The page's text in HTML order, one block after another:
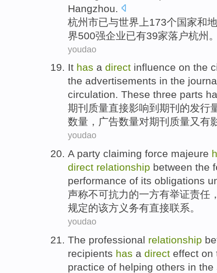
Hangzhou
杭州市已与世界 上173个国家和
界500强企业已有39家落户杭州
youdao
It has a direct influence on the
the advertisements in the
circulation. These three parts
期刊 质量直接影响到期刊 的发行
数量，广告数量对期刊质量又 有
youdao
A party claiming force majeure
direct relationship between the
performance of its obligations
声称不可抗力的一方有举证责任
规定的该方义务有直接联系。
youdao
The professional relationship
recipients has a direct effect on
practice of helping others in the